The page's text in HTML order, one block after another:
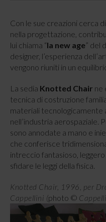
Con le sue creazioni cerca
nella progettazione,
lui chiama “la new age” del
designer, l’esperienza
vengono riuniti in un
La sedia Knotted Chair ne
tecnica di costruzione
materiali tecnologicamente
nell’industria aerospaziale.
sono annodate a mano e
che conferisce
intreccio fantasioso,
sfidare le leggi della fisica.
Knotted Chair, 1996, per
Cappellini (photo ©